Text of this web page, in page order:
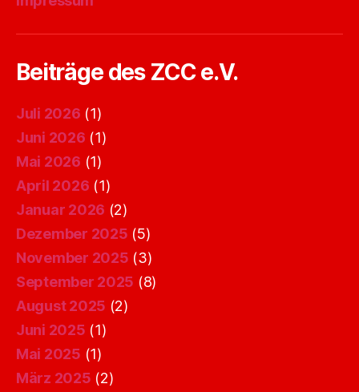
Beiträge des ZCC e.V.
Juli 2026 (1)
Juni 2026 (1)
Mai 2026 (1)
April 2026 (1)
Januar 2026 (2)
Dezember 2025 (5)
November 2025 (3)
September 2025 (8)
August 2025 (2)
Juni 2025 (1)
Mai 2025 (1)
März 2025 (2)